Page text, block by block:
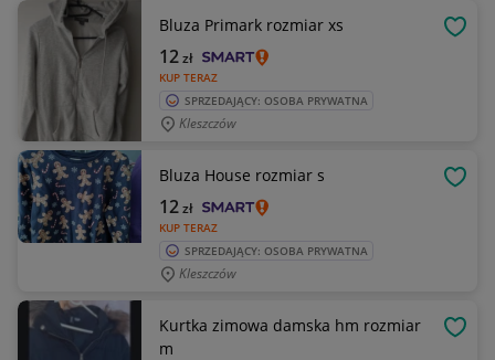
Bluza Primark rozmiar xs
KUP TERAZ
12zł
SPRZEDAJĄCY: OSOBA PRYWATNA
Kleszczów
Bluza House rozmiar s
KUP TERAZ
12zł
SPRZEDAJĄCY: OSOBA PRYWATNA
Kleszczów
Kurtka zimowa damska hm rozmiar
m